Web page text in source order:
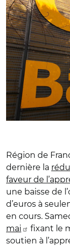
Région de
dernière la
faveur de
une baisse de
d’euros à
en cours.
mai
fixant le
soutien à